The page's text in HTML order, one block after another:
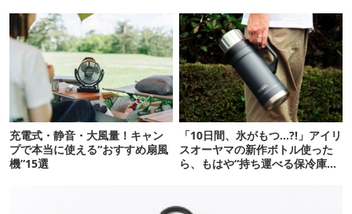
充電式・静音・大風量！キャン
プで本当に使える“おすすめ扇風
機”15選
「10日間、氷がもつ…?!」アイリ
スオーヤマの新作ボトル使った
ら、もはや“持ち運べる保冷庫